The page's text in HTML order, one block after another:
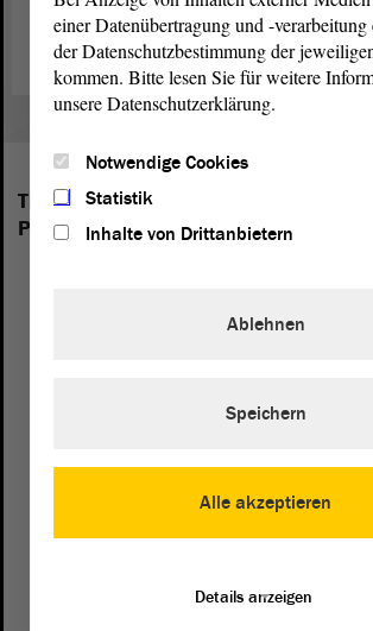
Overview: internet presences of other German
The following groups are represented
Parliament of Saxony-Anhalt:
einer Datenübertragung und -verarbeitung
der Datenschutzbestimmung der
kommen. Bitte lesen Sie für weitere
unsere Datenschutzerklärung.
Notwendige Cookies
Statistik
Inhalte von Drittanbietern
Alle akzeptieren
Ablehnen
Speichern
Details anzeigen